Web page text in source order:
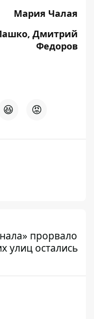
Мария Чалая
Дмитрий
Федоров
😆 😡
прорвало
улиц остались